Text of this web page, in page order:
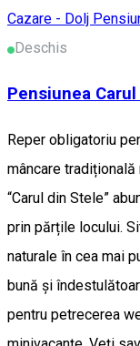
Cazare - Dolj
Deschis
Pensiunea
Reper obligatoriu
mâncare
“Carul din Stele”
prin părțile locului.
naturale în cea mai
bună și
pentru petrecerea